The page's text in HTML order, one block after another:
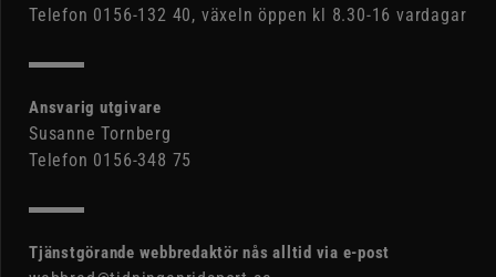
Telefon 0156-132 40, växeln öppen kl 8.30-16 vardagar
Ansvarig utgivare
Susanne Tornberg
Telefon 0156-348 75
Tjänstgörande webbredaktör nås alltid via e-post